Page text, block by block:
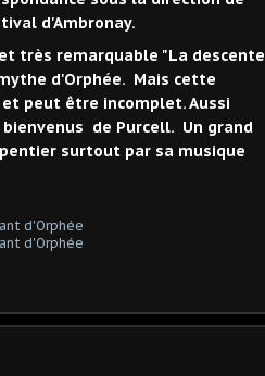
d'Ambronay.
très remarquable "La descente
d'Orphée. Mais cette
peut être incomplet. Aussi
de Purcell. Un grand
surtout par sa musique